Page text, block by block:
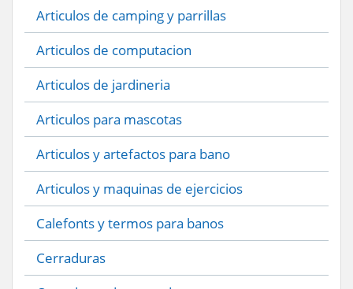
Articulos de camping y parrillas
Articulos de computacion
Articulos de jardineria
Articulos para mascotas
Articulos y artefactos para bano
Articulos y maquinas de ejercicios
Calefonts y termos para banos
Cerraduras